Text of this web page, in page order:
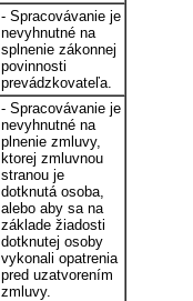
- Spracovávanie je
nevyhnutné na
splnenie zákonnej
povinnosti
prevádzkovateľa.
- Spracovávanie je
nevyhnutné na
plnenie zmluvy,
ktorej zmluvnou
stranou je
dotknutá osoba,
alebo aby sa na
základe žiadosti
dotknutej osoby
vykonali opatrenia
pred uzatvorením
zmluvy.